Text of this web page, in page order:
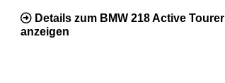
Details zum BMW 218 Active Tourer
anzeigen